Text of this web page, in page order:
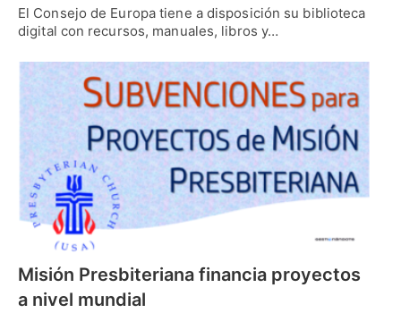
El Consejo de Europa tiene a disposición su biblioteca
digital con recursos, manuales, libros y…
Misión Presbiteriana financia proyectos
a nivel mundial